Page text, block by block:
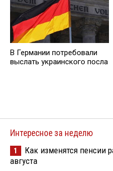
В Германии потребовали
выслать украинского посла
Интересное за неделю
1
Как изменятся пенсии
августа